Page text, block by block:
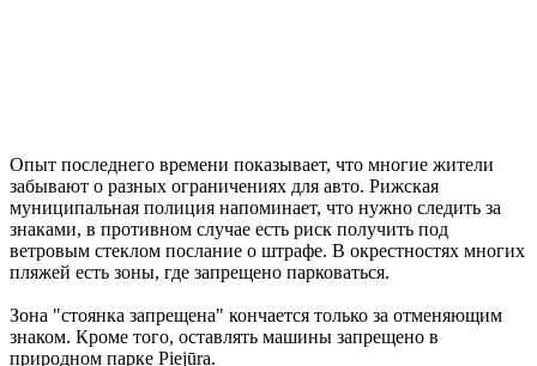
Опыт последнего времени показывает, что многие жители
забывают о разных ограничениях для авто. Рижская
муниципальная полиция напоминает, что нужно следить за
знаками, в противном случае есть риск получить под
ветровым стеклом послание о штрафе. В окрестностях многих
пляжей есть зоны, где запрещено парковаться.
Зона "стоянка запрещена" кончается только за отменяющим
знаком. Кроме того, оставлять машины запрещено в
природном парке Piejūra.